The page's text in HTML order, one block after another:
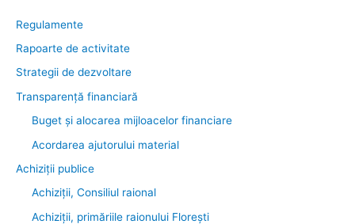
Regulamente
Rapoarte de activitate
Strategii de dezvoltare
Transparenţă financiară
Buget și alocarea mijloacelor financiare
Acordarea ajutorului material
Achiziţii publice
Achiziții, Consiliul raional
Achiziții, primăriile raionului Florești